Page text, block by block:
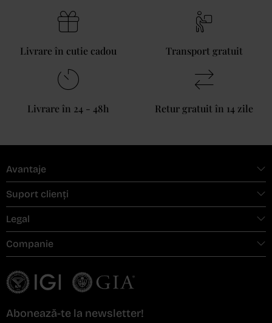
Livrare în cutie cadou Transport gratuit
Livrare în 24 - 48h Retur gratuit în 14 zile
Avantaje
Suport clienți
Legal
Companie
Abonează-te la newsletter!